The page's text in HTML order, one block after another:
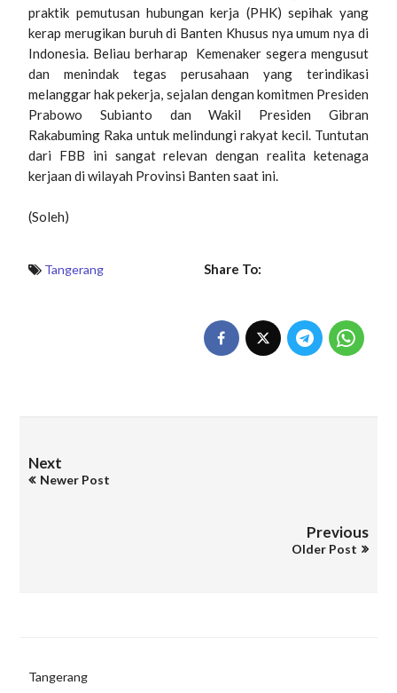
praktik pemutusan hubungan kerja (PHK) sepihak yang
kerap merugikan buruh di Banten Khusus nya umum nya di
Indonesia. Beliau berharap Kemenaker segera mengusut
dan menindak tegas perusahaan yang terindikasi
melanggar hak pekerja, sejalan dengan komitmen Presiden
Prabowo Subianto dan Wakil Presiden Gibran
Rakabuming Raka untuk melindungi rakyat kecil. Tuntutan
dari FBB ini sangat relevan dengan realita ketenaga
kerjaan di wilayah Provinsi Banten saat ini.
(Soleh)
Tangerang Share To:
Next
Newer Post
Previous
Older Post
Tangerang